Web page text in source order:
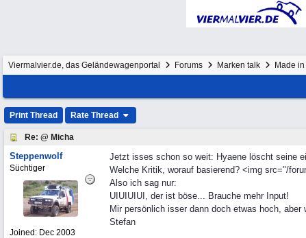
Viermalvier.de, das Geländewagenportal Forums Marken talk Made
Print Thread Rate Thread
Re: @ Micha
Steppenwolf
Süchtiger
Joined: Dec 2003
Jetzt isses schon so weit: Hyaene löscht seine
Welche Kritik, worauf basierend? <img src="/
Also ich sag nur:
UIUIUIUI, der ist böse... Brauche mehr Input!
Mir persönlich isser dann doch etwas hoch,
Stefan